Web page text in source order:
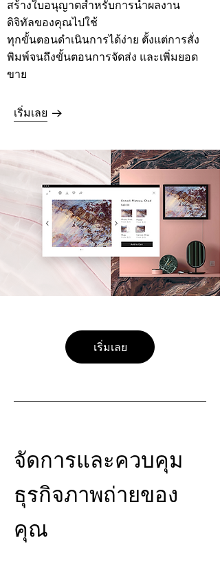
สร้างใบอนุญาตสำหรับการนำผลงาน
ดิจิทัลของคุณไปใช้
ทุกขั้นตอนดำเนินการได้ง่าย ตั้งแต่การสั่ง
พิมพ์จนถึงขั้นตอนการจัดส่ง และเพิ่มยอด
ขาย
เริ่มเลย
เริ่มเลย
จัดการและควบคุม
ธุรกิจภาพถ่ายของ
คุณ